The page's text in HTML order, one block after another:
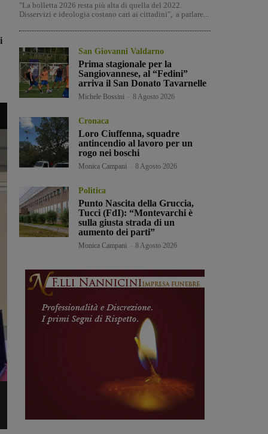
"La bolletta 2026 resta più alta di quella del 2022.
Disservizi e ideologia costano cari ai cittadini", a parlare...
San Giovanni Valdarno
Prima stagionale per la
Sangiovannese, al “Fedini”
arriva il San Donato Tavarnelle
Michele Bossini 8 Agosto 2026
Cronaca
Loro Ciuffenna, squadre
antincendio al lavoro per un
rogo nei boschi
Monica Campani 8 Agosto 2026
Politica
Punto Nascita della Gruccia,
Tucci (FdI): “Montevarchi è
sulla giusta strada di un
aumento dei parti”
Monica Campani 8 Agosto 2026